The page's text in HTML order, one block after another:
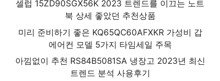
셀럽 15ZD90SGX56K 2023 트렌드를 이끄는 노트
북 상세 좋았던 추천상품
미리 준비하기 좋은 KQ65QC60AFXKR 가성비 갑
에어컨 모델 5가지 타임세일 주목
아낌없이 추천 RS84B5081SA 냉장고 2023년 최신
트렌드 분석 사용후기